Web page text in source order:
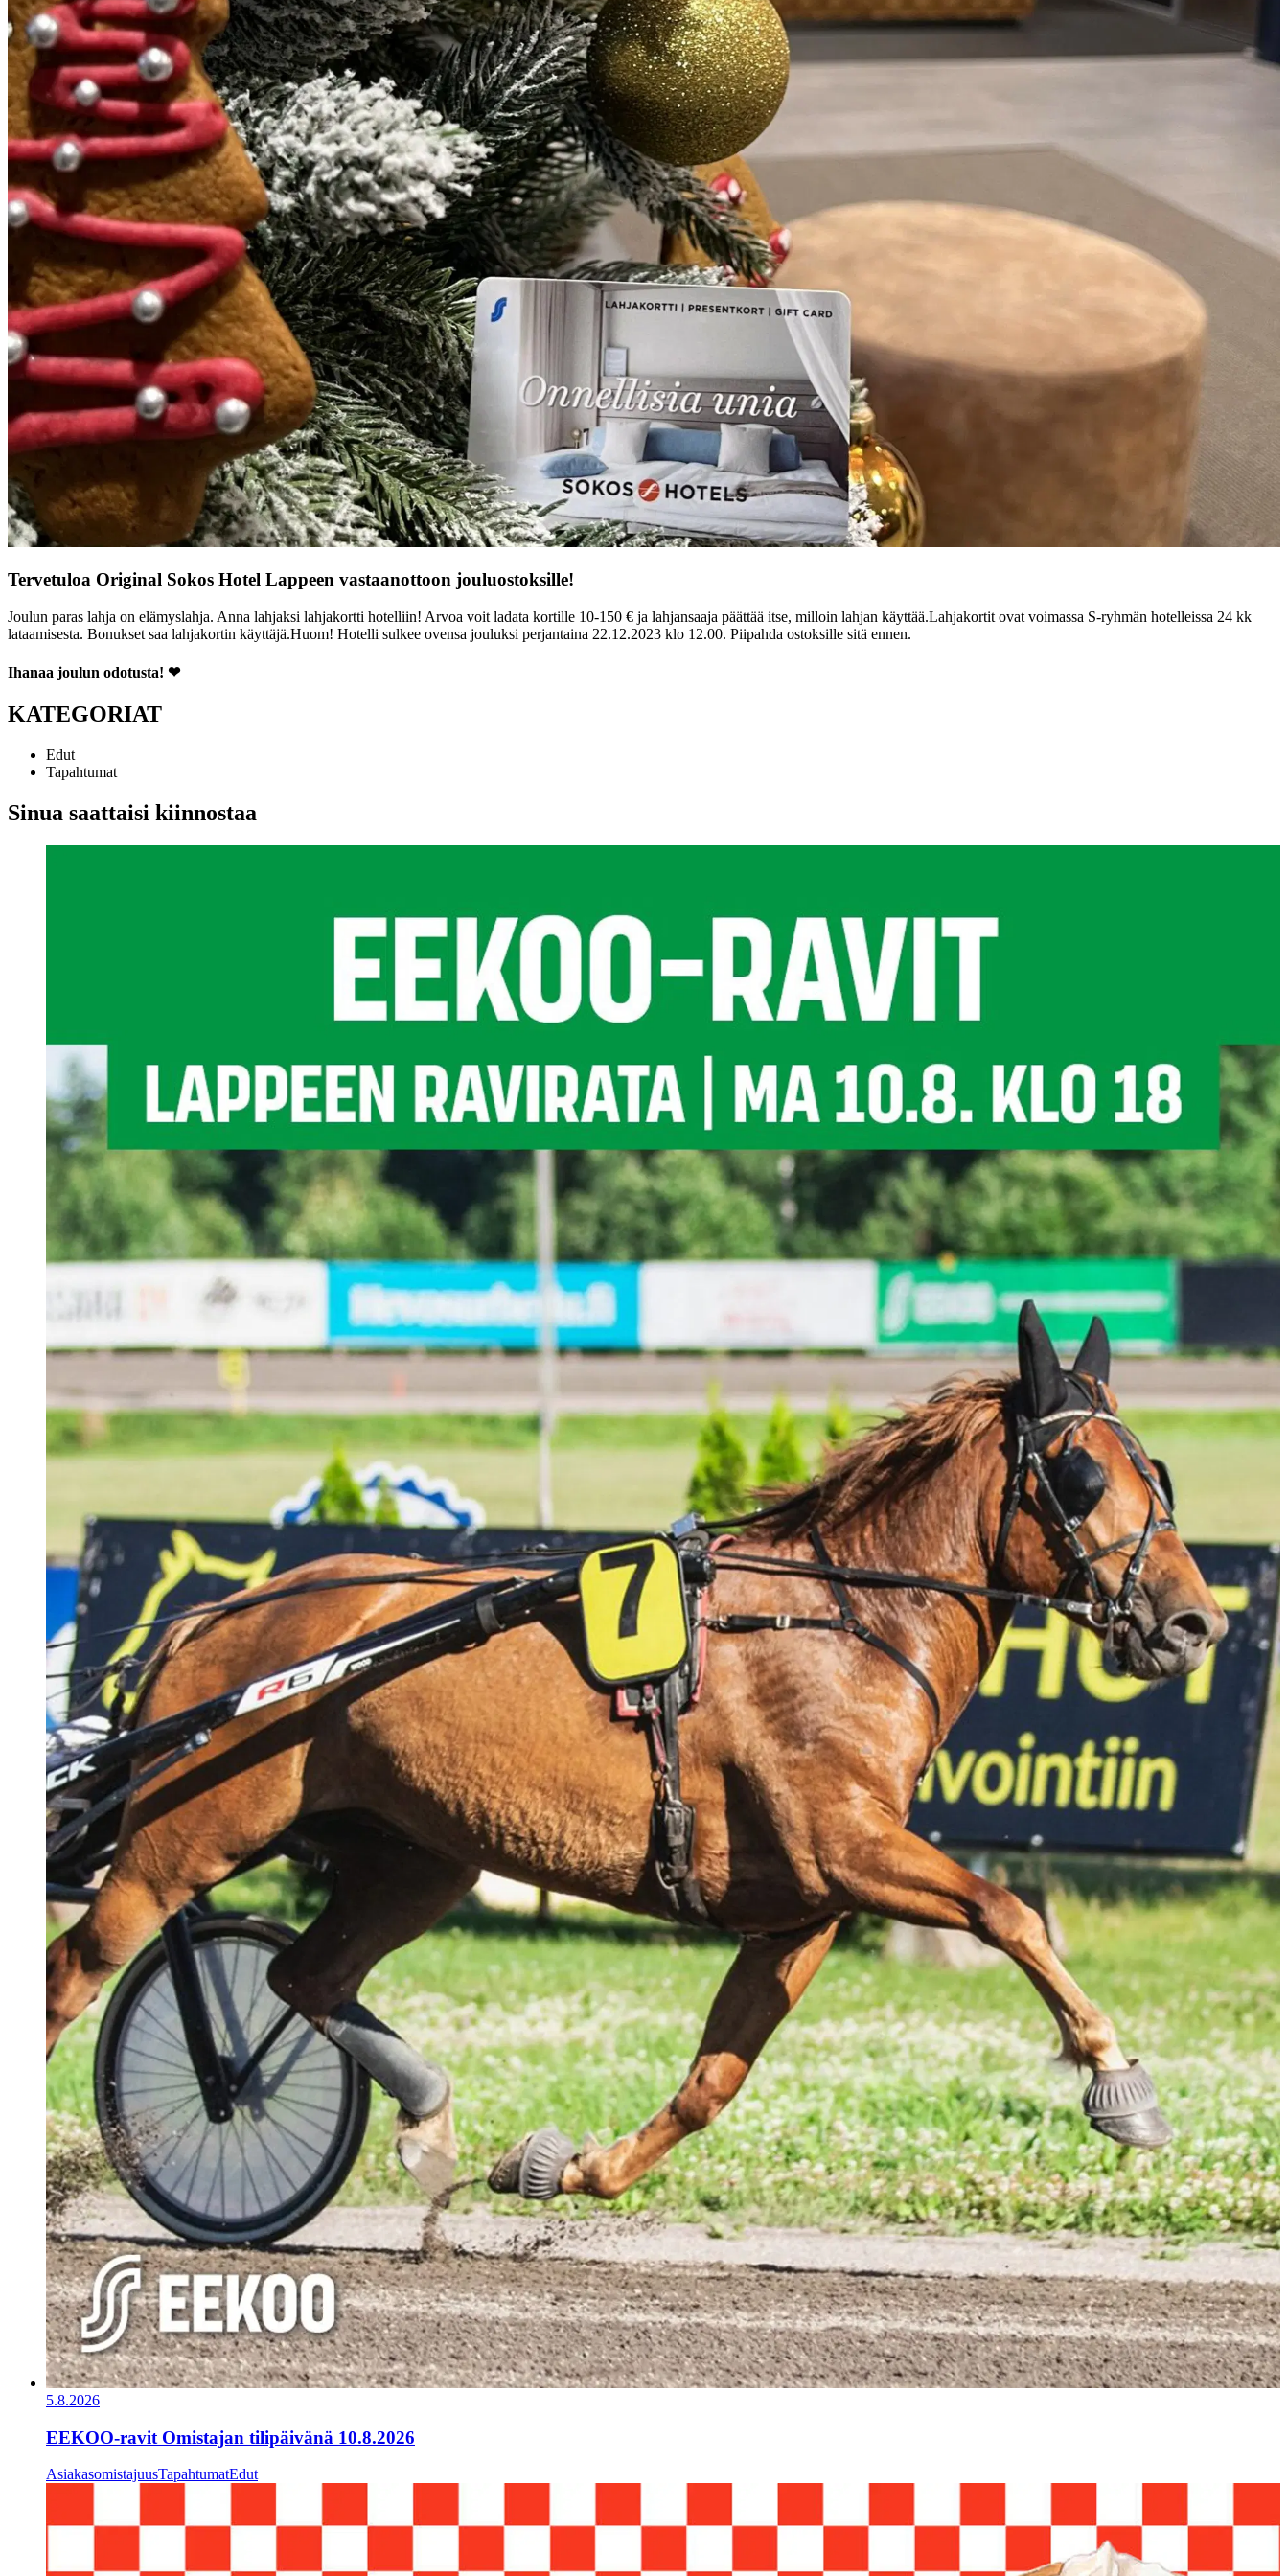
Tervetuloa Original Sokos Hotel Lappeen vastaanottoon jouluostoksille!
Joulun paras lahja on elämyslahja. Anna lahjaksi lahjakortti hotelliin! Arvoa voit ladata kortille 10-150 € ja lahjansaaja päättää itse, milloin lahjan käyttää.Lahjakortit ovat voimassa S-ryhmän hotelleissa 24 kk
lataamisesta. Bonukset saa lahjakortin käyttäjä.Huom! Hotelli sulkee ovensa jouluksi perjantaina 22.12.2023 klo 12.00. Piipahda ostoksille sitä ennen.
Ihanaa joulun odotusta! ❤
KATEGORIAT
Edut
Tapahtumat
Sinua saattaisi kiinnostaa
5.8.2026
EEKOO-ravit Omistajan tilipäivänä 10.8.2026
AsiakasomistajuusTapahtumatEdut